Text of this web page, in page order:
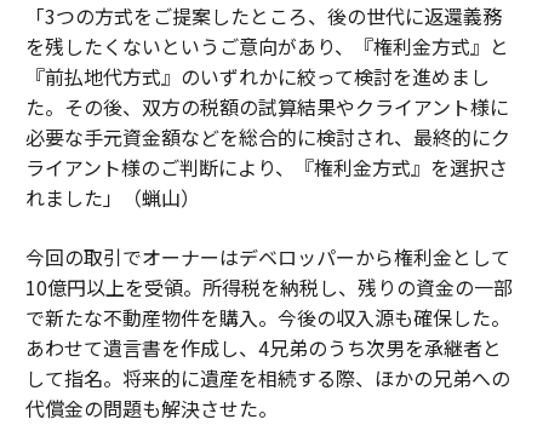
「3つの方式をご提案したところ、後の世代に返還義務
を残したくないというご意向があり、『権利金方式』と
『前払地代方式』のいずれかに絞って検討を進めまし
た。その後、双方の税額の試算結果やクライアント様に
必要な手元資金額などを総合的に検討され、最終的にク
ライアント様のご判断により、『権利金方式』を選択さ
れました」（蝋山）
今回の取引でオーナーはデベロッパーから権利金として
10億円以上を受領。所得税を納税し、残りの資金の一部
で新たな不動産物件を購入。今後の収入源も確保した。
あわせて遺言書を作成し、4兄弟のうち次男を承継者と
して指名。将来的に遺産を相続する際、ほかの兄弟への
代償金の問題も解決させた。